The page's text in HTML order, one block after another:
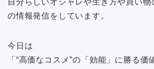
自分らしいオシャレや生き方や買い物
の情報発信をしています。
今日は
「“高価なコスメ”の「効能」に勝る価